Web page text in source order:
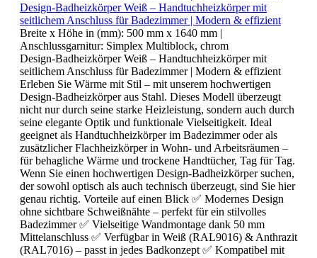
Design-Badheizkörper Weiß – Handtuchheizkörper mit
seitlichem Anschluss für Badezimmer | Modern & effizient
Breite x Höhe in (mm): 500 mm x 1640 mm |
Anschlussgarnitur: Simplex Multiblock, chrom
Design-Badheizkörper Weiß – Handtuchheizkörper mit
seitlichem Anschluss für Badezimmer | Modern & effizient
Erleben Sie Wärme mit Stil – mit unserem hochwertigen
Design-Badheizkörper aus Stahl. Dieses Modell überzeugt
nicht nur durch seine starke Heizleistung, sondern auch durch
seine elegante Optik und funktionale Vielseitigkeit. Ideal
geeignet als Handtuchheizkörper im Badezimmer oder als
zusätzlicher Flachheizkörper in Wohn- und Arbeitsräumen –
für behagliche Wärme und trockene Handtücher, Tag für Tag.
Wenn Sie einen hochwertigen Design-Badheizkörper suchen,
der sowohl optisch als auch technisch überzeugt, sind Sie hier
genau richtig. Vorteile auf einen Blick ✅ Modernes Design
ohne sichtbare Schweißnähte – perfekt für ein stilvolles
Badezimmer ✅ Vielseitige Wandmontage dank 50 mm
Mittelanschluss ✅ Verfügbar in Weiß (RAL9016) & Anthrazit
(RAL7016) – passt in jedes Badkonzept ✅ Kompatibel mit